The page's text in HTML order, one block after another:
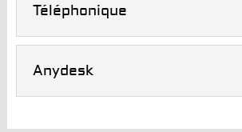
Téléphonique
Anydesk